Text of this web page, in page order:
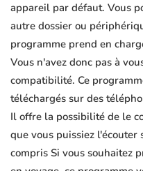
appareil par défaut. Vous
autre dossier ou
programme prend en
Vous n'avez donc pas à
compatibilité. Ce
téléchargés sur des
Il offre la possibilité de le
que vous puissiez
compris Si vous souhaitez